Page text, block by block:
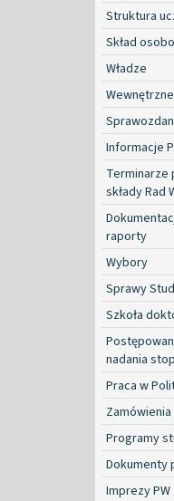
Struktura
Skład
Władze
Informacje
Terminarze
składy Rad
raporty
Wybory
Sprawy
Szkoła
nadania
Praca w
Programy
Dokumenty
Imprezy PW